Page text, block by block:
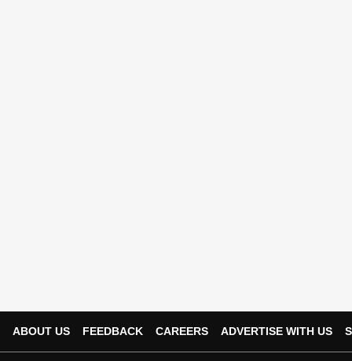
ABOUT US FEEDBACK CAREERS ADVERTISE WITH US